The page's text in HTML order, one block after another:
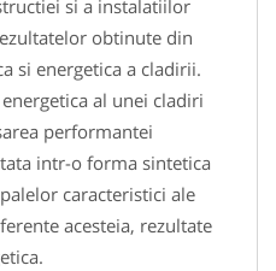
si a instalatiilor
obtinute din
si energetica a cladirii.
al unei cladiri
performantei
intr-o forma sintetica
caracteristici ale
acesteia, rezultate